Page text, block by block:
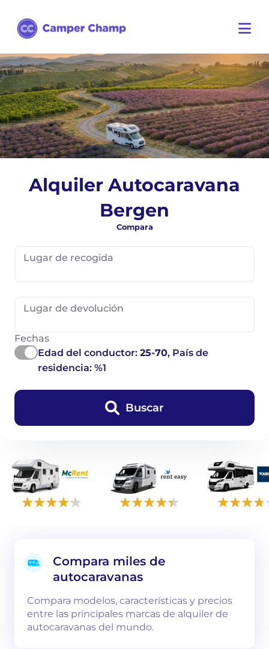
Alquiler Autocaravana
Bergen
Compara
Lugar de recogida
Lugar de devolución
Fechas
Edad del conductor:25-70, País de
residencia: %1
Buscar
Compara miles de
autocaravanas
Compara modelos, características y precios
entre las principales marcas de alquiler de
autocaravanas del mundo.